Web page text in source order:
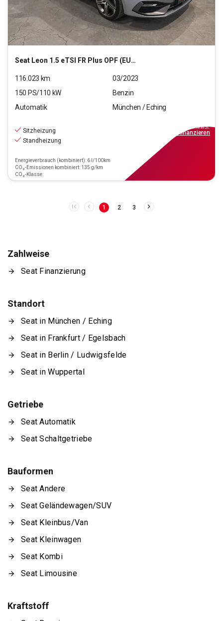
Seat Leon 1.5 eTSI FR Plus OPF (EURO 6d)
116.023 km
03/2023
150 PS/110 kW
Benzin
Automatik
München / Eching
Sitzheizung
Standheizung
Energieverbrauch (kombiniert): 6 l/100km
CO₂-Emissionen kombiniert: 135 g/km
CO₂-Klasse:
inkl.MwSt.
finanzieren
1 2 3
Zahlweise
Seat Finanzierung
Standort
Seat in München / Eching
Seat in Frankfurt / Egelsbach
Seat in Berlin / Ludwigsfelde
Seat in Wuppertal
Getriebe
Seat Automatik
Seat Schaltgetriebe
Bauformen
Seat Andere
Seat Geländewagen/SUV
Seat Kleinbus/Van
Seat Kleinwagen
Seat Kombi
Seat Limousine
Kraftstoff